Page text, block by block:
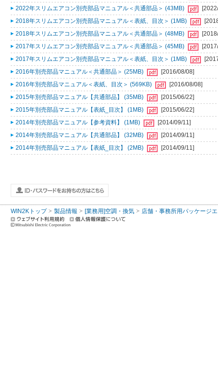
2022年スリムエアコン別売部品マニュアル＜共通部品＞ (43MB)
2018年スリムエアコン別売部品マニュアル＜表紙、目次＞ (1MB)
2018年スリムエアコン別売部品マニュアル＜共通部品＞ (48MB)
2017年スリムエアコン別売部品マニュアル＜共通部品＞ (45MB)
2017年スリムエアコン別売部品マニュアル＜表紙、目次＞ (1MB)
2016年別売部品マニュアル＜共通部品＞ (25MB)
[2016/08/08]
2016年別売部品マニュアル＜表紙、目次＞ (569KB)
[2016/08/08]
2015年別売部品マニュアル【共通部品】 (35MB)
[2015/06/22]
2015年別売部品マニュアル【表紙_目次】 (1MB)
[2015/06/22]
2014年別売部品マニュアル【参考資料】 (1MB)
[2014/09/11]
2014年別売部品マニュアル【共通部品】 (32MB)
[2014/09/11]
2014年別売部品マニュアル【表紙_目次】 (2MB)
[2014/09/11]
WIN2Kトップ 製品情報 [業務用]空調・換気 店舗・事務所用パッケージ